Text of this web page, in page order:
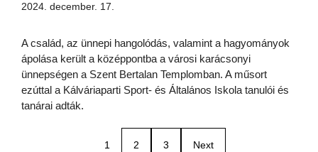
2024. december. 17.
A család, az ünnepi hangolódás, valamint a hagyományok
ápolása került a középpontba a városi karácsonyi
ünnepségen a Szent Bertalan Templomban. A műsort
ezúttal a Kálváriaparti Sport- és Általános Iskola tanulói és
tanárai adták.
1 2 3 Next